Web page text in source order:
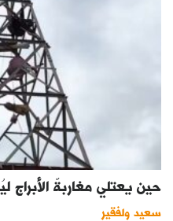
حين يعتلي مغاربةٌ
سعيد ولفقير